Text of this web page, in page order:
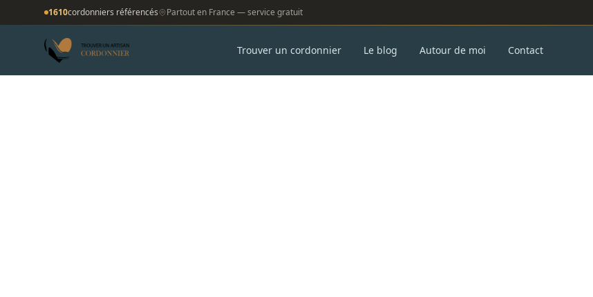
1610cordonniers référencés Partout en France — service gratuit
Trouver un cordonnier Le blog Autour de moi Contact